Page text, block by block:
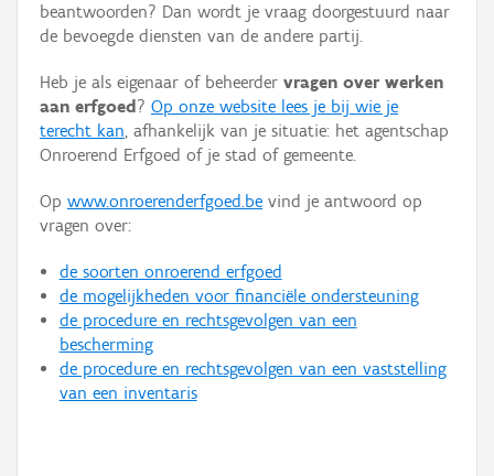
Persoon of collectief
Hergebruik
Aanmelden
beantwoorden? Dan wordt je vraag doorgestuurd naar
de bevoegde diensten van de andere partij.
Heb je als eigenaar of beheerder vragen over werken
aan erfgoed ? Op onze website lees je bij wie je
terecht kan, afhankelijk van je situatie: het agentschap
Onroerend Erfgoed of je stad of gemeente.
Op www.onroerenderfgoed.be vind je antwoord op
vragen over:
de soorten onroerend erfgoed
de mogelijkheden voor financiële ondersteuning
de procedure en rechtsgevolgen van een
bescherming
de procedure en rechtsgevolgen van een vaststelling
van een inventaris